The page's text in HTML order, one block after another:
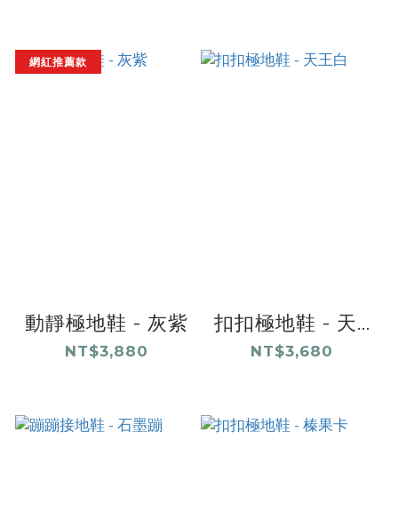
網紅推薦款
動靜極地鞋 - 灰紫
NT$3,880
扣扣極地鞋 - 天...
NT$3,680